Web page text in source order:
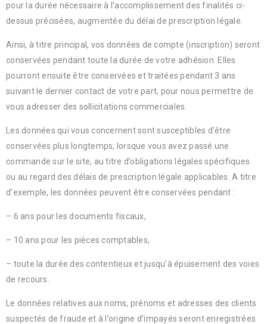
pour la durée nécessaire à l’accomplissement des finalités ci-
dessus précisées, augmentée du délai de prescription légale.
Ainsi, à titre principal, vos données de compte (inscription) seront
conservées pendant toute la durée de votre adhésion. Elles
pourront ensuite être conservées et traitées pendant 3 ans
suivant le dernier contact de votre part, pour nous permettre de
vous adresser des sollicitations commerciales.
Les données qui vous concernent sont susceptibles d’être
conservées plus longtemps, lorsque vous avez passé une
commande sur le site, au titre d’obligations légales spécifiques
ou au regard des délais de prescription légale applicables. A titre
d’exemple, les données peuvent être conservées pendant :
– 6 ans pour les documents fiscaux,
– 10 ans pour les pièces comptables,
– toute la durée des contentieux et jusqu’à épuisement des voies
de recours.
Le données relatives aux noms, prénoms et adresses des clients
suspectés de fraude et à l’origine d’impayés seront enregistrées